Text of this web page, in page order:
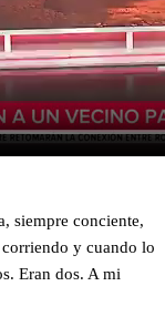
siempre conciente,
y cuando lo
Eran dos. A mi